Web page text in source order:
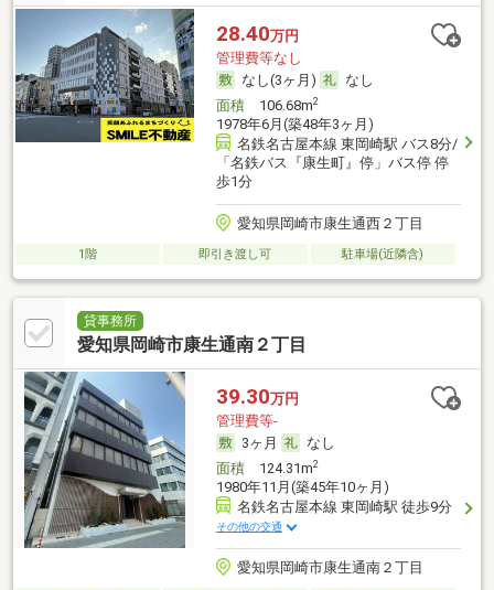
28.40万円
管理費等なし
なし(3ヶ月)
なし
面積106.68m2
1978年6月(築48年3ヶ月)
名鉄名古屋本線 東岡崎駅 バス8分/
「名鉄バス『康生町』停」バス停 停
歩1分
愛知県岡崎市康生通西２丁目
1階 即引き渡し可 駐車場(近隣含)
貸事務所
愛知県岡崎市康生通南２丁目
39.30万円
管理費等-
3ヶ月
なし
面積124.31m2
1980年11月(築45年10ヶ月)
名鉄名古屋本線 東岡崎駅 徒歩9分
その他の交通
愛知県岡崎市康生通南２丁目